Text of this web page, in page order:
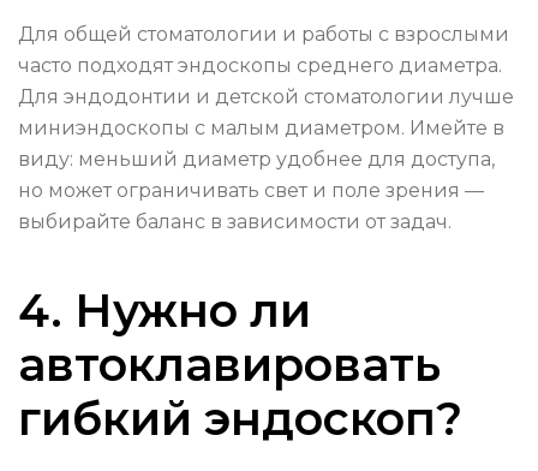
Для общей стоматологии и работы с взрослыми
часто подходят эндоскопы среднего диаметра.
Для эндодонтии и детской стоматологии лучше
миниэндоскопы с малым диаметром. Имейте в
виду: меньший диаметр удобнее для доступа,
но может ограничивать свет и поле зрения —
выбирайте баланс в зависимости от задач.
4. Нужно ли
автоклавировать
гибкий эндоскоп?